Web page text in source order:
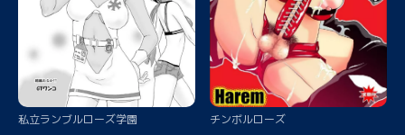
私立ランブルローズ学園 チンボルローズ